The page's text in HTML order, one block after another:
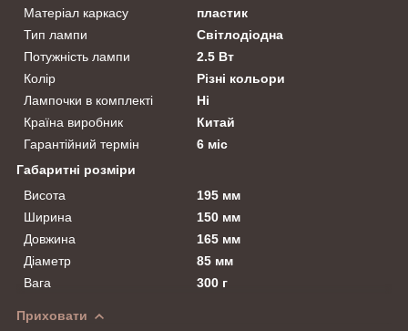
Матеріал каркасу
пластик
Тип лампи
Світлодіодна
Потужність лампи
2.5 Вт
Колір
Різні кольори
Лампочки в комплекті
Ні
Країна виробник
Китай
Гарантійний термін
6 міс
Габаритні розміри
Висота
195 мм
Ширина
150 мм
Довжина
165 мм
Діаметр
85 мм
Вага
300 г
Приховати